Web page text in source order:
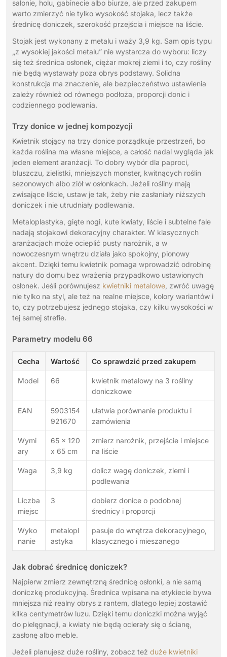
salonie, holu, gabinecie albo biurze, ale przed zakupem
warto zmierzyć nie tylko wysokość stojaka, lecz także
średnicę doniczek, szerokość przejścia i miejsce na liście.
Stojak jest wykonany z metalu i waży 3,9 kg. Sam opis typu
„z wysokiej jakości metalu” nie wystarcza do wyboru: liczy
się też średnica osłonek, ciężar mokrej ziemi i to, czy rośliny
nie będą wystawały poza obrys podstawy. Solidna
konstrukcja ma znaczenie, ale bezpieczeństwo ustawienia
zależy również od równego podłoża, proporcji donic i
codziennego podlewania.
Trzy donice w jednej kompozycji
Kwietnik stojący na trzy donice porządkuje przestrzeń, bo
każda roślina ma własne miejsce, a całość nadal wygląda jak
jeden element aranżacji. To dobry wybór dla paproci,
bluszczu, zielistki, mniejszych monster, kwitnących roślin
sezonowych albo ziół w osłonkach. Jeżeli rośliny mają
zwisające liście, ustaw je tak, żeby nie zasłaniały niższych
doniczek i nie utrudniały podlewania.
Metaloplastyka, gięte nogi, kute kwiaty, liście i subtelne fale
nadają stojakowi dekoracyjny charakter. W klasycznych
aranżacjach może ocieplić pusty narożnik, a w
nowoczesnym wnętrzu działa jako spokojny, pionowy
akcent. Dzięki temu kwietnik pomaga wprowadzić odrobinę
natury do domu bez wrażenia przypadkowo ustawionych
osłonek. Jeśli porównujesz kwietniki metalowe , zwróć uwagę
nie tylko na styl, ale też na realne miejsce, kolory wariantów i
to, czy potrzebujesz jednego stojaka, czy kilku wysokości w
tej samej strefie.
Parametry modelu 66
Cecha Wartość Co sprawdzić przed zakupem
Model 66
kwietnik metalowy na 3 rośliny
doniczkowe
EAN
5903154
921670
ułatwia porównanie produktu i
zamówienia
Wymi
ary
65 x 120
x 65 cm
zmierz narożnik, przejście i miejsce
na liście
Waga 3,9 kg
dolicz wagę doniczek, ziemi i
podlewania
Liczba
miejsc
3
dobierz donice o podobnej
średnicy i proporcji
Wyko
nanie
metalopl
astyka
pasuje do wnętrza dekoracyjnego,
klasycznego i mieszanego
Jak dobrać średnicę doniczek?
Najpierw zmierz zewnętrzną średnicę osłonki, a nie samą
doniczkę produkcyjną. Średnica wpisana na etykiecie bywa
mniejsza niż realny obrys z rantem, dlatego lepiej zostawić
kilka centymetrów luzu. Dzięki temu doniczki można wyjąć
do pielęgnacji, a kwiaty nie będą ocierały się o ścianę,
zasłonę albo meble.
Jeżeli planujesz duże rośliny, zobacz też duże kwietniki